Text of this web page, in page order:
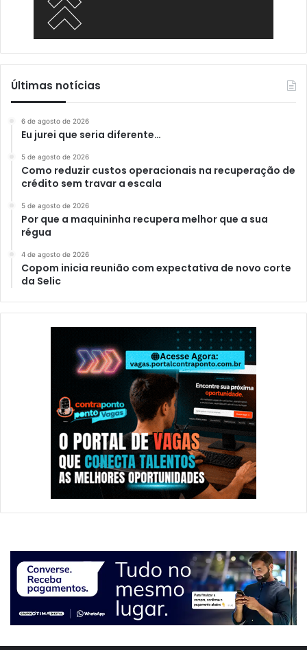
Últimas notícias
6 de agosto de 2026
Eu jurei que seria diferente…
5 de agosto de 2026
Como reduzir custos operacionais na recuperação de
crédito sem travar a escala
5 de agosto de 2026
Por que a maquininha recupera melhor que a sua
régua
4 de agosto de 2026
Copom inicia reunião com expectativa de novo corte
da Selic